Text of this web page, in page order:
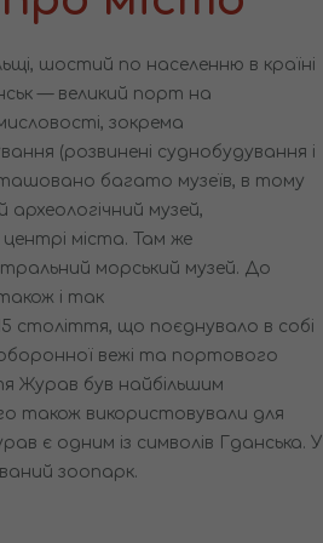
шостий по населенню в країні
— великий порт на
зокрема
(розвинені суднобудування і
багато музеїв, в тому
археологічний музей,
міста. Там же
морський музей. До
і так
століття, що поєднувало в собі
оборонної вежі та портового
Журав був найбільшим
також використовували для
є одним із символів Гданська. У
зоопарк.